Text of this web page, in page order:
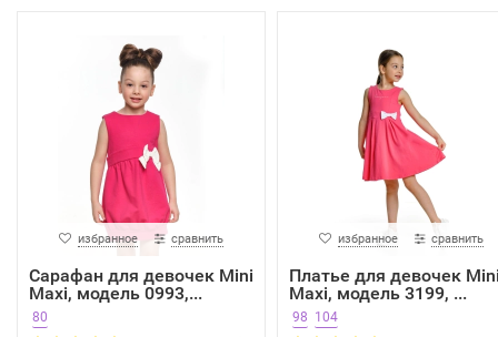
избранное сравнить
Сарафан для девочек Mini
Maxi, модель 0993,...
80
избранное сравнить
Платье для девочек
Maxi, модель 3199, ...
98 104